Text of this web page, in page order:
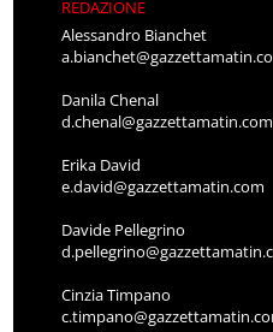
REDAZIONE
Alessandro Bianchet
Danila Chenal
d.chenal@gazzettamatin.com
Erika David
e.david@gazzettamatin.com
Davide Pellegrino
Cinzia Timpano